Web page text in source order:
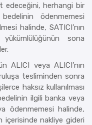
edeceğini, herhangi bir
ödenmemesi
halinde, SATICI’nın
sona
ALICI veya ALICI’nın
tesliminden sonra
haksız kullanılması
ilgili banka veya
ödenmemesi halinde,
içerisinde nakliye gideri